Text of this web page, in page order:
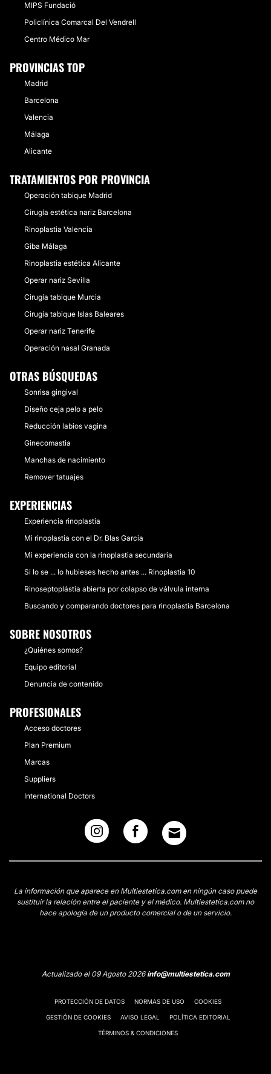
MIPS Fundació
Policlínica Comarcal Del Vendrell
Centro Médico Mar
PROVINCIAS TOP
Madrid
Barcelona
Valencia
Málaga
Alicante
TRATAMIENTOS POR PROVINCIA
Operación tabique Madrid
Cirugía estética nariz Barcelona
Rinoplastia Valencia
Giba Málaga
Rinoplastia estética Alicante
Operar nariz Sevilla
Cirugía tabique Murcia
Cirugía tabique Islas Baleares
Operar nariz Tenerife
Operación nasal Granada
OTRAS BÚSQUEDAS
Sonrisa gingival
Diseño ceja pelo a pelo
Reducción labios vagina
Ginecomastia
Manchas de nacimiento
Remover tatuajes
EXPERIENCIAS
Experiencia rinoplastia
Mi rinoplastia con el Dr. Blas Garcia
Mi experiencia con la rinoplastia secundaria
Si lo se ... lo hubieses hecho antes ... Rinoplastia 10
Rinoseptoplástia abierta por colapso de válvula interna
Buscando y comparando doctores para rinoplastia Barcelona
SOBRE NOSOTROS
¿Quiénes somos?
Equipo editorial
Denuncia de contenido
PROFESIONALES
Acceso doctores
Plan Premium
Marcas
Suppliers
International Doctors
La información que aparece en Multiestetica.com en ningún caso puede
sustituir la relación entre el paciente y el médico. Multiestetica.com no
hace apología de un producto comercial o de un servicio.
Actualizado el 09 Agosto 2026info@multiestetica.com
PROTECCIÓN DE DATOS NORMAS DE USO COOKIES
GESTIÓN DE COOKIES AVISO LEGAL POLÍTICA EDITORIAL
TÉRMINOS & CONDICIONES